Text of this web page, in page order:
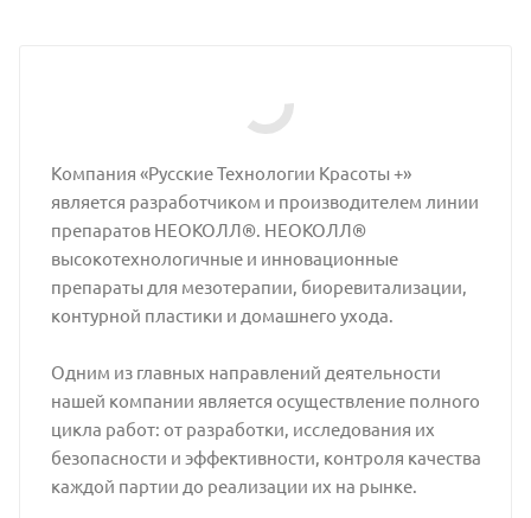
Компания «Русские Технологии Красоты +»
является разработчиком и производителем линии
препаратов НЕОКОЛЛ®. НЕОКОЛЛ®
высокотехнологичные и инновационные
препараты для мезотерапии, биоревитализации,
контурной пластики и домашнего ухода.
Одним из главных направлений деятельности
нашей компании является осуществление полного
цикла работ: от разработки, исследования их
безопасности и эффективности, контроля качества
каждой партии до реализации их на рынке.